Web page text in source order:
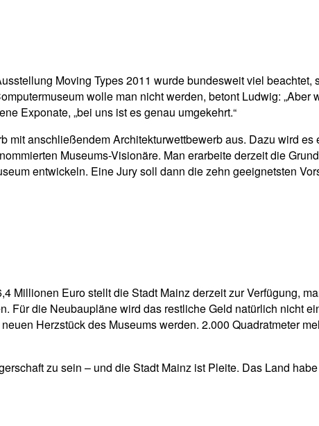
Moving Types 2011 wurde bundesweit viel beachtet,
wolle man nicht werden, betont Ludwig:
Exponate, „bei uns ist es genau umgekehrt.“
anschließendem Architekturwettbewerb aus. Dazu wird
Museums-Visionäre. Man erarbeite derzeit die
entwickeln. Eine Jury soll dann die zehn geeignetsten
Millionen Euro stellt die Stadt Mainz derzeit zur Verfügung,
Für die Neubaupläne wird das restliche Geld natürlich nicht
Herzstück des Museums werden. 2.000 Quadratmeter
zu sein – und die Stadt Mainz ist Pleite. Das Land